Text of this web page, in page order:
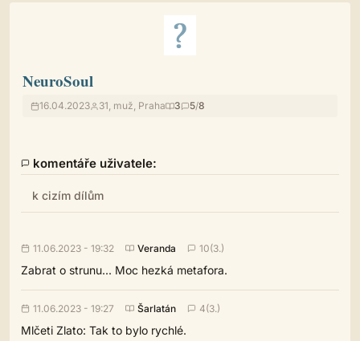
NeuroSoul
16.04.2023 31, muž, Praha 3 5/8
komentáře uživatele:
k cizím dílům
11.06.2023 - 19:32 Veranda 10(3.)
Zabrat o strunu... Moc hezká metafora.
11.06.2023 - 19:27 Šarlatán 4(3.)
Mlčeti Zlato: Tak to bylo rychlé.